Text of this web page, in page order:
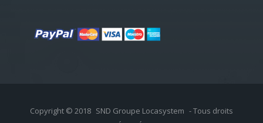
Copyright © 2018 SND Groupe Locasystem - Tous droits